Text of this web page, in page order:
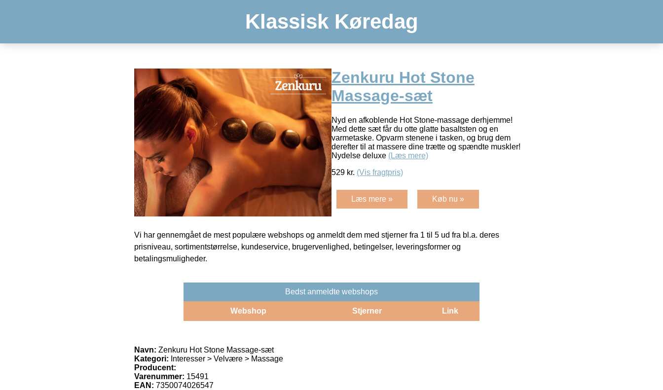
Klassisk Køredag
Zenkuru Hot Stone
Massage-sæt
Nyd en afkoblende Hot Stone-massage derhjemme!
Med dette sæt får du otte glatte basaltsten og en
varmetaske. Opvarm stenene i tasken, og brug dem
derefter til at massere dine trætte og spændte muskler!
Nydelse deluxe (Læs mere)
529 kr. (Vis fragtpris)
Læs mere » Køb nu »
Vi har gennemgået de mest populære webshops og anmeldt dem med stjerner fra 1 til 5 ud fra bl.a. deres
prisniveau, sortimentstørrelse, kundeservice, brugervenlighed, betingelser, leveringsformer og
betalingsmuligheder.
Bedst anmeldte webshops
Webshop Stjerner Link
Navn: Zenkuru Hot Stone Massage-sæt
Kategori: Interesser > Velvære > Massage
Producent:
Varenummer: 15491
EAN: 7350074026547